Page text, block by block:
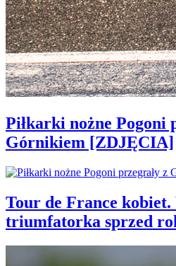
Piłkarki nożne Pogoni
Górnikiem [ZDJĘCIA]
Tour de France kobiet.
triumfatorka sprzed